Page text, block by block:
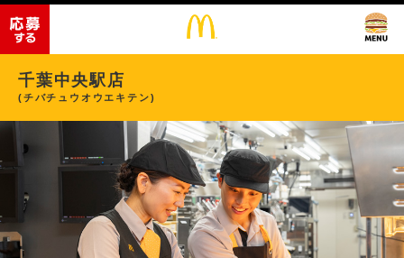
千葉中央駅店
(チバチュウオウエキテン)